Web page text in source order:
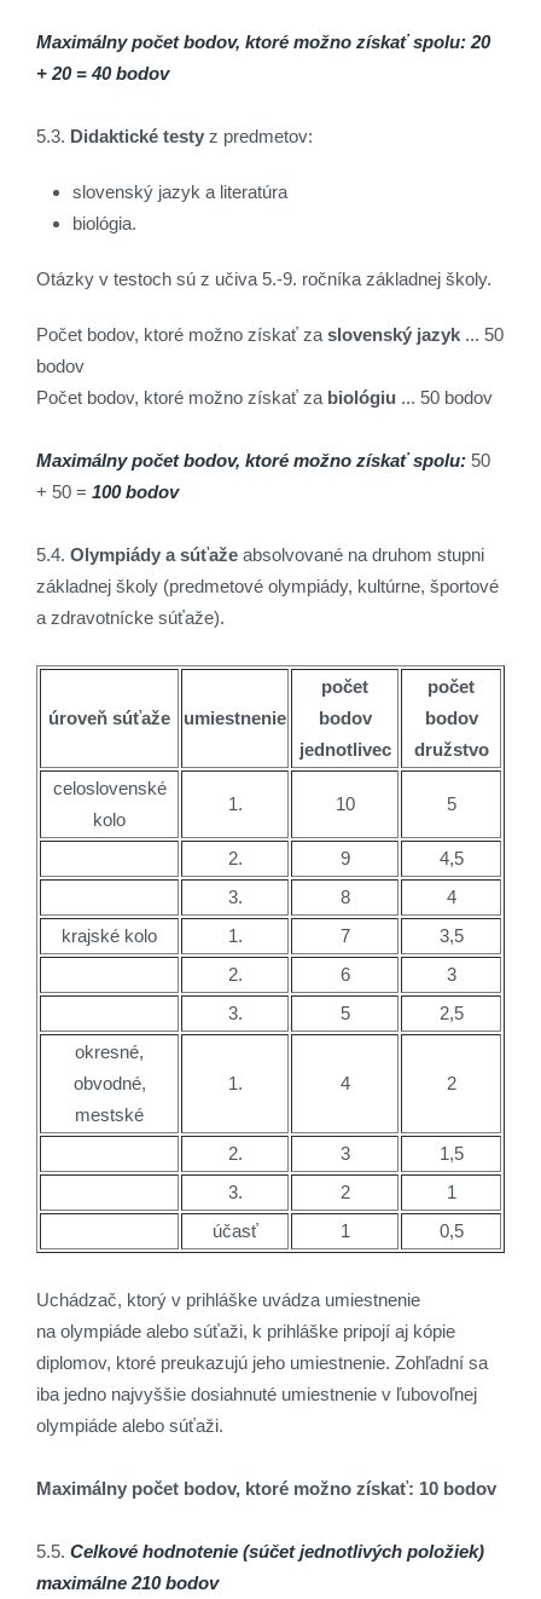
Maximálny počet bodov, ktoré možno získať spolu: 20
+ 20 = 40 bodov
5.3. Didaktické testy z predmetov:
slovenský jazyk a literatúra
biológia.
Otázky v testoch sú z učiva 5.-9. ročníka základnej školy.
Počet bodov, ktoré možno získať za slovenský jazyk ... 50
bodov
Počet bodov, ktoré možno získať za biológiu ... 50 bodov
Maximálny počet bodov, ktoré možno získať spolu: 50
+ 50 = 100 bodov
5.4. Olympiády a súťaže absolvované na druhom stupni
základnej školy (predmetové olympiády, kultúrne, športové
a zdravotnícke súťaže).
úroveň súťaže umiestnenie
počet
bodov
jednotlivec
počet
bodov
družstvo
celoslovenské
kolo
1. 10 5
2. 9
4,5
3.
8
4
krajské kolo
1. 7
3,5
2.
6
3
3.
5
2,5
okresné,
obvodné,
mestské
1. 4 2
2. 3
1,5
3.
2
1
účasť
1 0,5
Uchádzač, ktorý v prihláške uvádza umiestnenie
na olympiáde alebo súťaži, k prihláške pripojí aj kópie
diplomov, ktoré preukazujú jeho umiestnenie. Zohľadní sa
iba jedno najvyššie dosiahnuté umiestnenie v ľubovoľnej
olympiáde alebo súťaži.
Maximálny počet bodov, ktoré možno získať: 10 bodov
5.5. Celkové hodnotenie (súčet jednotlivých položiek)
maximálne 210 bodov